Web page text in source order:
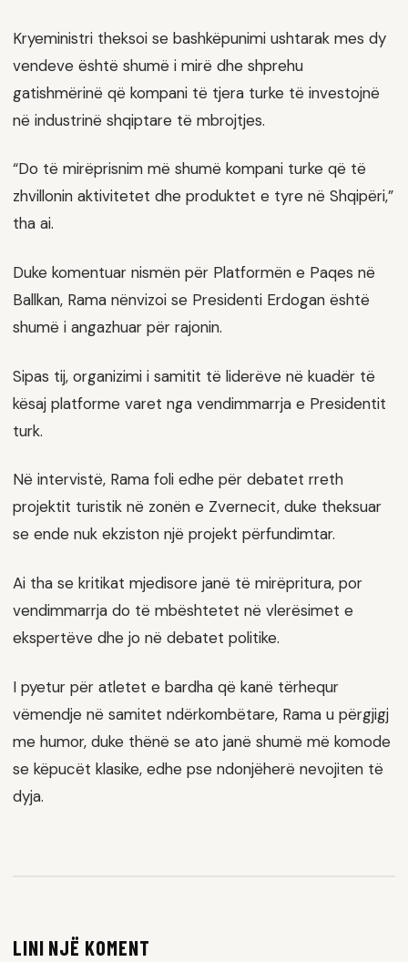
Kryeministri theksoi se bashkëpunimi ushtarak mes dy
vendeve është shumë i mirë dhe shprehu
gatishmërinë që kompani të tjera turke të investojnë
në industrinë shqiptare të mbrojtjes.
“Do të mirëprisnim më shumë kompani turke që të
zhvillonin aktivitetet dhe produktet e tyre në Shqipëri,”
tha ai.
Duke komentuar nismën për Platformën e Paqes në
Ballkan, Rama nënvizoi se Presidenti Erdogan është
shumë i angazhuar për rajonin.
Sipas tij, organizimi i samitit të liderëve në kuadër të
kësaj platforme varet nga vendimmarrja e Presidentit
turk.
Në intervistë, Rama foli edhe për debatet rreth
projektit turistik në zonën e Zvernecit, duke theksuar
se ende nuk ekziston një projekt përfundimtar.
Ai tha se kritikat mjedisore janë të mirëpritura, por
vendimmarrja do të mbështetet në vlerësimet e
ekspertëve dhe jo në debatet politike.
I pyetur për atletet e bardha që kanë tërhequr
vëmendje në samitet ndërkombëtare, Rama u përgjigj
me humor, duke thënë se ato janë shumë më komode
se këpucët klasike, edhe pse ndonjëherë nevojiten të
dyja.
LINI NJË KOMENT